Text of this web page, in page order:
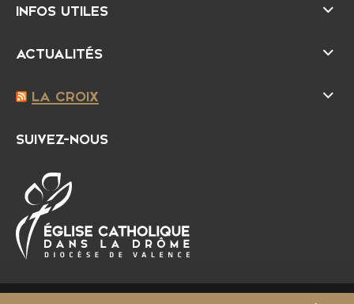
INFOS UTILES
ACTUALITÉS
LA CROIX
SUIVEZ-NOUS
e
s